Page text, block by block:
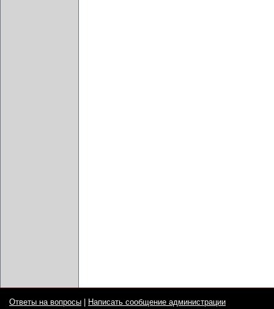
Ответы на вопросы Написать сообщение администрации